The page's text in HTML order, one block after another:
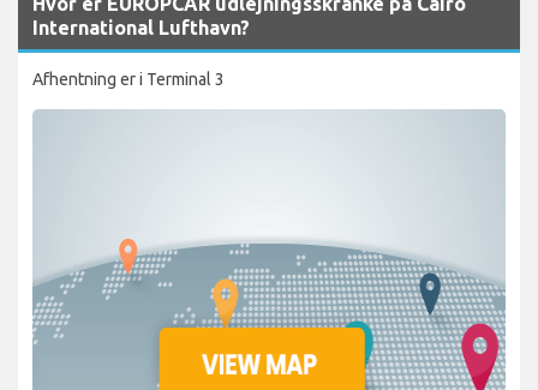
International Lufthavn?
Afhentning er i Terminal 3